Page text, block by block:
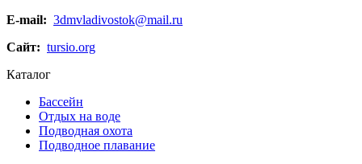
E-mail: 3dmvladivostok@mail.ru
Сайт: tursio.org
Каталог
Бассейн
Отдых на воде
Подводная охота
Подводное плавание